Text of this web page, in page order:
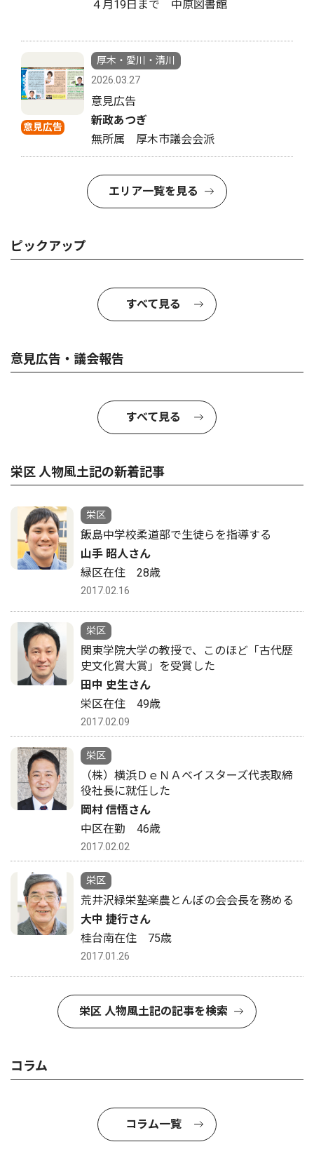
４月19日まで 中原図書館
意見広告
厚木・愛川・清川
2026.03.27
意見広告
新政あつぎ
無所属 厚木市議会会派
エリア一覧を見る
ピックアップ
すべて見る
意見広告・議会報告
すべて見る
栄区 人物風土記の新着記事
栄区
飯島中学校柔道部で生徒らを指導する
山手 昭人さん
緑区在住 28歳
2017.02.16
栄区
関東学院大学の教授で、このほど「古代歴
史文化賞大賞」を受賞した
田中 史生さん
栄区在住 49歳
2017.02.09
栄区
（株）横浜ＤｅＮＡベイスターズ代表取締
役社長に就任した
岡村 信悟さん
中区在勤 46歳
2017.02.02
栄区
荒井沢緑栄塾楽農とんぼの会会長を務める
大中 捷行さん
桂台南在住 75歳
2017.01.26
栄区 人物風土記の記事を検索
コラム
コラム一覧